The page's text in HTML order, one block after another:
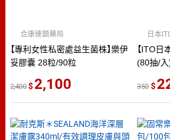
【專利女性私密處益生菌株】樂伊
妥膠囊 28粒/90粒
合康連鎖藥局
2,400 2,100
【ITO日
(80抽/
出國 出
日本
350